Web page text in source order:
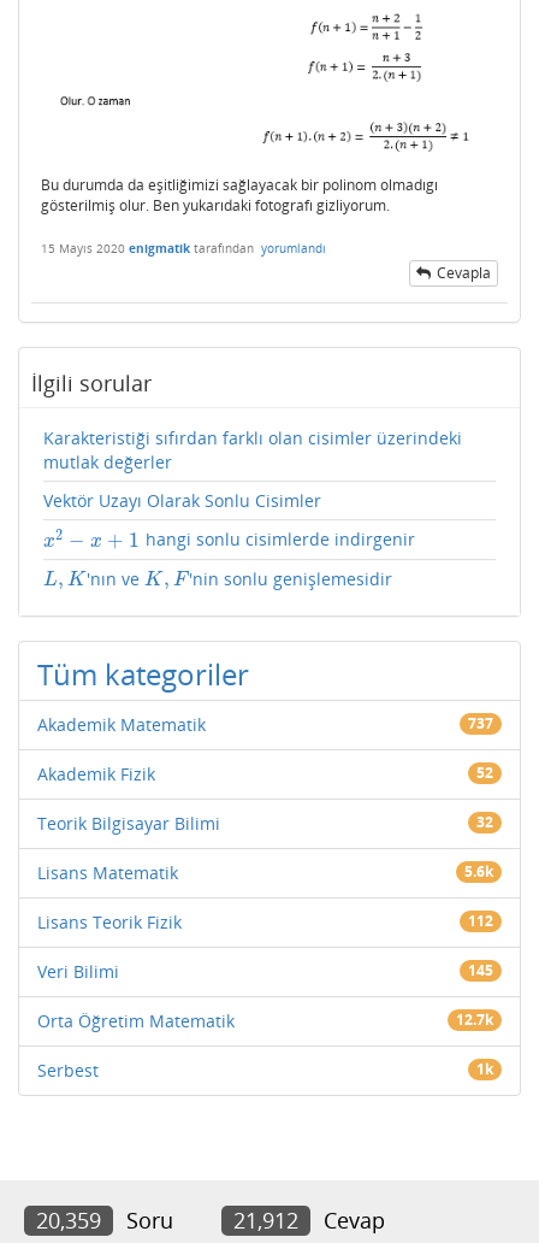
Bu durumda da eşitliğimizi sağlayacak bir polinom olmadıgı
gösterilmiş olur. Ben yukarıdaki fotografı gizliyorum.
15 Mayıs 2020 enigmatik tarafından yorumlandı
Cevapla
İlgili sorular
Karakteristiği sıfırdan farklı olan cisimler üzerindeki
mutlak değerler
Vektör Uzayı Olarak Sonlu Cisimler
x2 − x + 1
x2−x+ 1 hangi sonlu cisimlerde indirgenir
L, K
L,K 'nın veK , F
K,F 'nin sonlu genişlemesidir
Tüm kategoriler
Akademik Matematik 737
Akademik Fizik 52
Teorik Bilgisayar Bilimi 32
Lisans Matematik 5.6k
Lisans Teorik Fizik 112
Veri Bilimi 145
Orta Öğretim Matematik 12.7k
Serbest 1k
20,359 Soru 21,912 Cevap